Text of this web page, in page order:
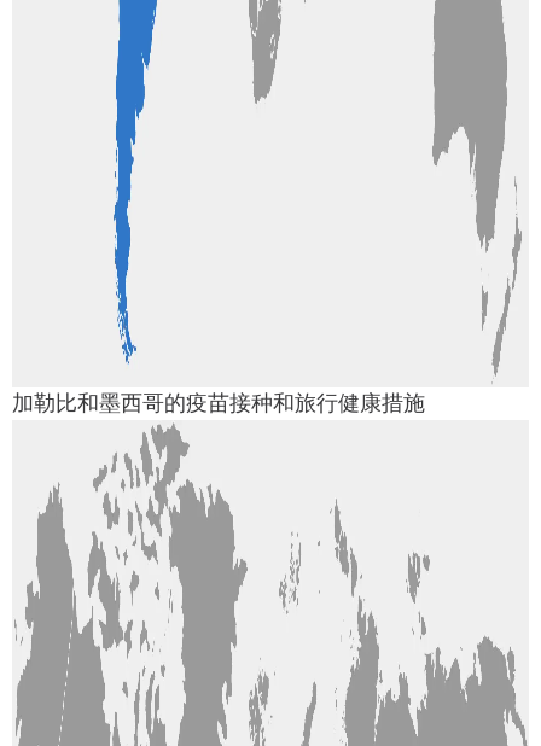
加勒比和墨西哥的疫苗接种和旅行健康措施